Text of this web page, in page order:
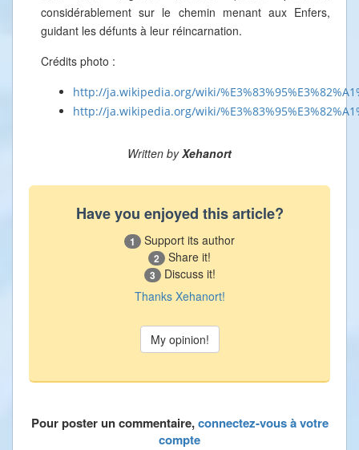
considérablement sur le chemin menant aux Enfers,
guidant les défunts à leur réincarnation.
Crédits photo :
http://ja.wikipedia.org/wiki/
http://ja.wikipedia.org/wiki/
Written byXehanort
Have you enjoyed this article?
1 Support its author
2 Share it!
3 Discuss it!
Thanks Xehanort!
Pour poster un commentaire,connectez-vous à votre
compte